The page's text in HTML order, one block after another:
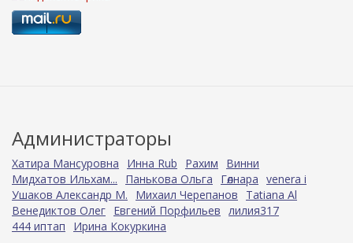
Администраторы
Хатира Мансуровна Инна Rub Рахим
Винни
Мидхатов Ильхам...
Панькова Ольга Гөлнара venera i
Ушаков Александр М.
Михаил Черепанов
Tatiana Al
Венедиктов Олег Евгений Порфильев лилия317
444 иптап
Ирина Кокуркина